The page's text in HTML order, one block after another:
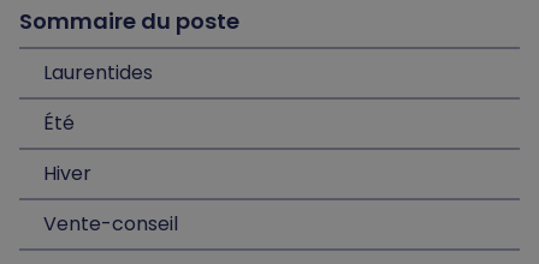
Sommaire du poste
Laurentides
Été
Hiver
Vente-conseil